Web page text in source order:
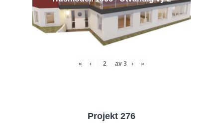
« ‹ av 3 › »
Projekt 276